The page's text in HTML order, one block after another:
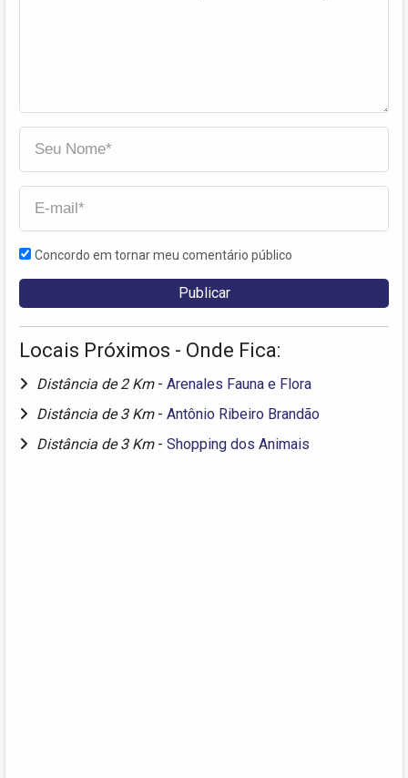
Concordo em tornar meu comentário público
Locais Próximos - Onde Fica:
Distância de 2 Km - Arenales Fauna e Flora
Distância de 3 Km - Antônio Ribeiro Brandão
Distância de 3 Km - Shopping dos Animais